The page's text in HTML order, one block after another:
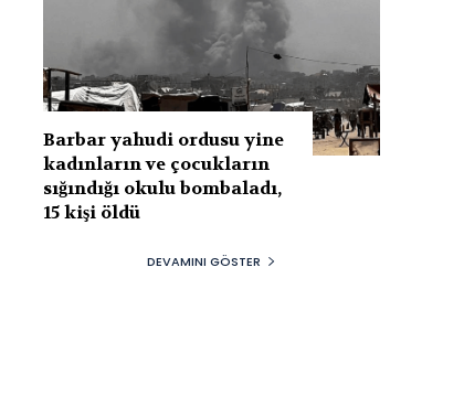
Barbar yahudi ordusu yine
kadınların ve çocukların
sığındığı okulu bombaladı,
15 kişi öldü
DEVAMINI GÖSTER